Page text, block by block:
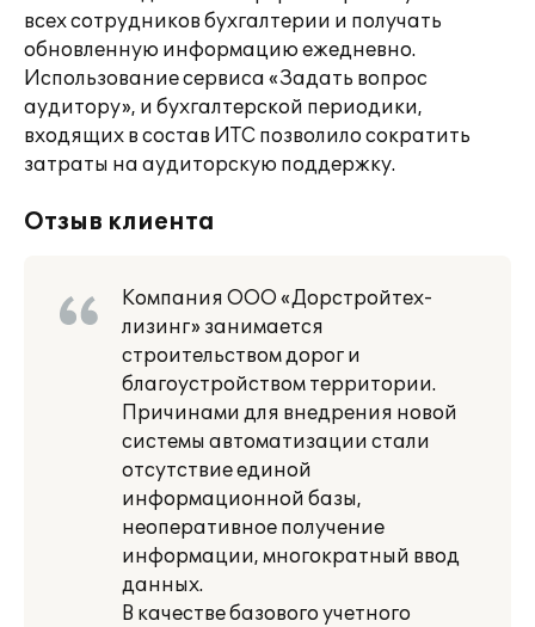
всех сотрудников бухгалтерии и получать
обновленную информацию ежедневно.
Использование сервиса «Задать вопрос
аудитору», и бухгалтерской периодики,
входящих в состав ИТС позволило сократить
затраты на аудиторскую поддержку.
Отзыв клиента
Компания ООО «Дорстройтех-
лизинг» занимается
строительством дорог и
благоустройством территории.
Причинами для внедрения новой
системы автоматизации стали
отсутствие единой
информационной базы,
неоперативное получение
информации, многократный ввод
данных.
В качестве базового учетного